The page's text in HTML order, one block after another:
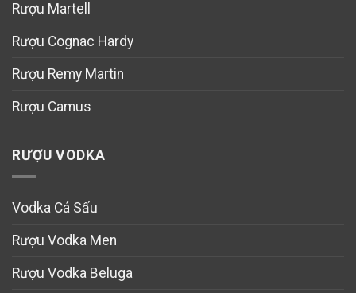
Rượu Martell
Rượu Cognac Hardy
Rượu Remy Martin
Rượu Camus
RƯỢU VODKA
Vodka Cá Sấu
Rượu Vodka Men
Rượu Vodka Beluga